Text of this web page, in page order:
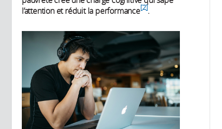
l’attention et réduit la performance 2 .